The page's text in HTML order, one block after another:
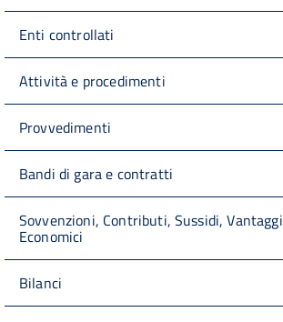
Enti controllati
Attività e procedimenti
Provvedimenti
Bandi di gara e contratti
Sovvenzioni, Contributi, Sussidi, Vantaggi
Economici
Bilanci